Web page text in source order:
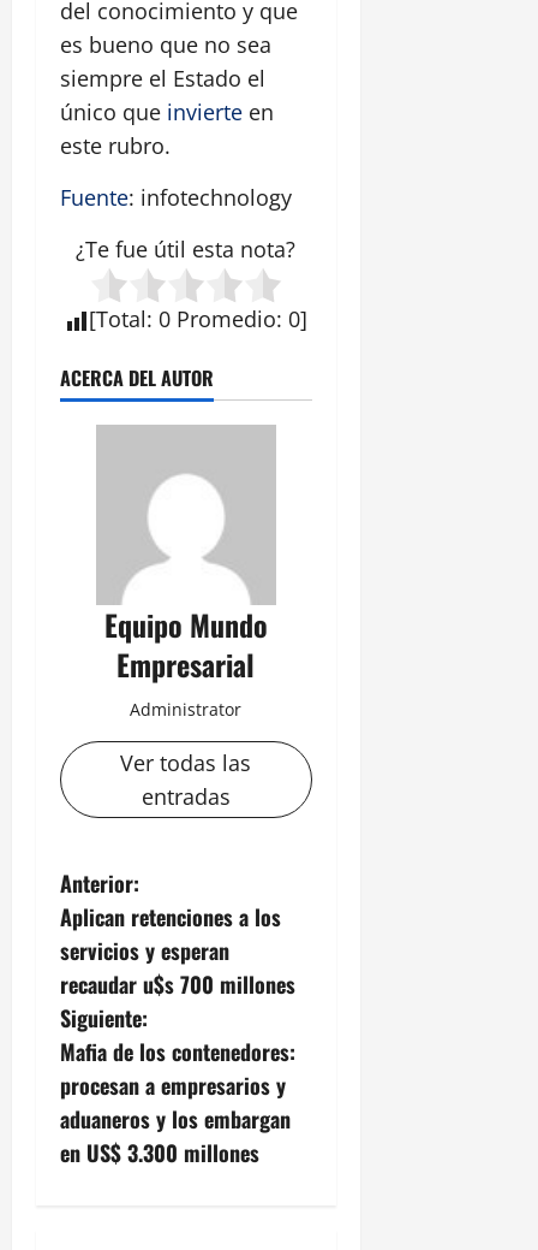
del conocimiento y que
es bueno que no sea
siempre el Estado el
único que invierte en
este rubro.
Fuente: infotechnology
¿Te fue útil esta nota?
[Total: 0 Promedio: 0]
ACERCA DEL AUTOR
Equipo Mundo
Empresarial
Administrator
Ver todas las
entradas
N
a
v
e
g
a
Anterior:
Aplican retenciones a los
servicios y esperan
recaudar u$s 700 millones
Siguiente:
Mafia de los contenedores:
procesan a empresarios y
aduaneros y los embargan
en US$ 3.300 millones